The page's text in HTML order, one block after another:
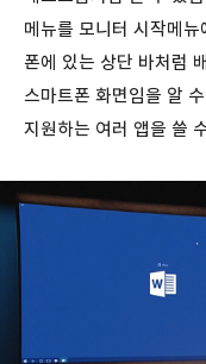
메뉴를 모니터 시작메
폰에 있는 상단 바처럼
스마트폰 화면임을 알
지원하는 여러 앱을 쓸